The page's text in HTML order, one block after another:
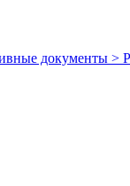
документы